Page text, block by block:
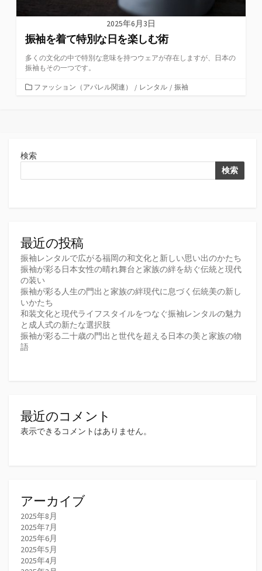
2025年6月3日
振袖を着て特別な日を楽しむ術
多くの文化の中で特別な意味を持つウェアが存在しますが、日本の
振袖もその一つです。
カファッション（アパレル関連） / レンタル / 振袖
検索
検索
最近の投稿
振袖レンタルで広がる福岡の和文化と新しい思い出のかたち
振袖が彩る日本女性の晴れ舞台と家族の絆を紡ぐ伝統と現代
の装い
振袖が彩る人生の門出と家族の絆現代に息づく伝統美の新し
いかたち
和装文化と現代ライフスタイルをつなぐ振袖レンタルの魅力
と成人式の新たな選択肢
振袖が彩る二十歳の門出と世代を超える日本の美と家族の物
語
最近のコメント
表示できるコメントはありません。
アーカイブ
2025年8月
2025年7月
2025年6月
2025年5月
2025年4月